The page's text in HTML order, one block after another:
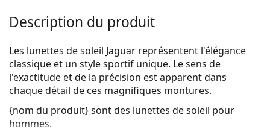
Description du produit
Les lunettes de soleil Jaguar représentent l'élégance
classique et un style sportif unique. Le sens de
l'exactitude et de la précision est apparent dans
chaque détail de ces magnifiques montures.
{nom du produit}sont des lunettes de soleil pour
hommes.